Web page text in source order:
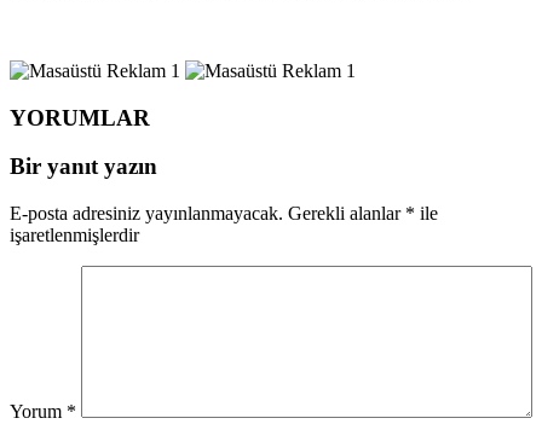
YORUMLAR
Bir yanıt yazın
E-posta adresiniz yayınlanmayacak. Gerekli alanlar * ile
işaretlenmişlerdir
Yorum *